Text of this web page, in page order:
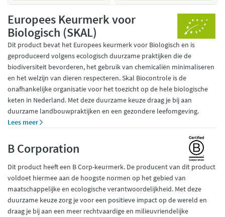
Europees Keurmerk voor
Biologisch (SKAL)
Dit product bevat het Europees keurmerk voor Biologisch en is
geproduceerd volgens ecologisch duurzame praktijken die de
biodiversiteit bevorderen, het gebruik van chemicaliën minimaliseren
en het welzijn van dieren respecteren. Skal Biocontrole is de
onafhankelijke organisatie voor het toezicht op de hele biologische
keten in Nederland. Met deze duurzame keuze draag je bij aan
duurzame landbouwpraktijken en een gezondere leefomgeving.
Lees meer
B Corporation
Dit product heeft een B Corp-keurmerk. De producent van dit product
voldoet hiermee aan de hoogste normen op het gebied van
maatschappelijke en ecologische verantwoordelijkheid. Met deze
duurzame keuze zorg je voor een positieve impact op de wereld en
draag je bij aan een meer rechtvaardige en milieuvriendelijke